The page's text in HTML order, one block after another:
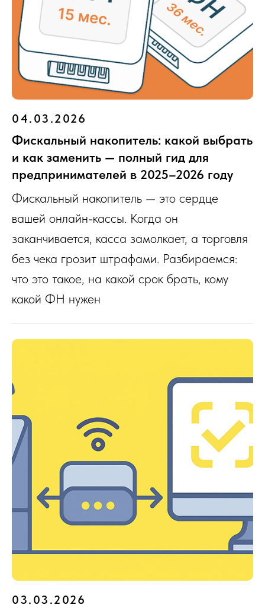
04.03.2026
Фискальный накопитель: какой выбрать
и как заменить — полный гид для
предпринимателей в 2025–2026 году
Фискальный накопитель — это сердце
вашей онлайн-кассы. Когда он
заканчивается, касса замолкает, а торговля
без чека грозит штрафами. Разбираемся:
что это такое, на какой срок брать, кому
какой ФН нужен
03.03.2026